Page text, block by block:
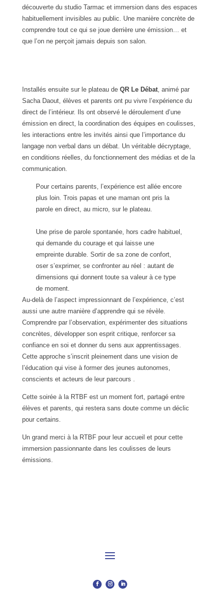
découverte du studio Tarmac et immersion dans des espaces
habituellement invisibles au public. Une manière concrète de
comprendre tout ce qui se joue derrière une émission… et
que l’on ne perçoit jamais depuis son salon.
Installés ensuite sur le plateau de QR Le Débat, animé par
Sacha Daout, élèves et parents ont pu vivre l’expérience du
direct de l’intérieur. Ils ont observé le déroulement d’une
émission en direct, la coordination des équipes en coulisses,
les interactions entre les invités ainsi que l’importance du
langage non verbal dans un débat. Un véritable décryptage,
en conditions réelles, du fonctionnement des médias et de la
communication.
Pour certains parents, l’expérience est allée encore
plus loin. Trois papas et une maman ont pris la
parole en direct, au micro, sur le plateau.
Une prise de parole spontanée, hors cadre habituel,
qui demande du courage et qui laisse une
empreinte durable. Sortir de sa zone de confort,
oser s’exprimer, se confronter au réel : autant de
dimensions qui donnent toute sa valeur à ce type
de moment.
Au-delà de l’aspect impressionnant de l’expérience, c’est
aussi une autre manière d’apprendre qui se révèle.
Comprendre par l’observation, expérimenter des situations
concrètes, développer son esprit critique, renforcer sa
confiance en soi et donner du sens aux apprentissages.
Cette approche s’inscrit pleinement dans une vision de
l’éducation qui vise à former des jeunes autonomes,
conscients et acteurs de leur parcours .
Cette soirée à la RTBF est un moment fort, partagé entre
élèves et parents, qui restera sans doute comme un déclic
pour certains.
Un grand merci à la RTBF pour leur accueil et pour cette
immersion passionnante dans les coulisses de leurs
émissions.